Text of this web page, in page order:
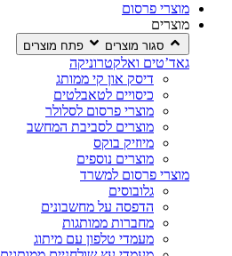
מוצרי פרסום
מוצרים
סגור מוצרים פתח מוצרים
גאד’טים ואלקטרוניקה
דיסק און קי ממותג
כיסויים לטאבלטים
מוצרי פרסום לסלולר
מוצרים לסביבת המחשב
מיוזיק בוקס
מוצרים נוספים
מוצרי פרסום למשרד
גלובוסים
הדפסה על מחשבונים
מחברות ממותגות
מעמדי טלפון עם מיתוג